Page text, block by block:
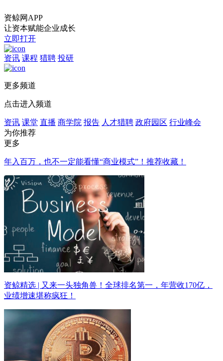
资鲸网APP
让资本赋能企业成长
立即打开
资讯 课程 猎聘 投研
更多频道
点击进入频道
资讯 课堂 直播 商学院 报告 人才猎聘 政府园区 行业峰会
为你推荐
更多
年入百万，也不一定能看懂“商业模式”！推荐收藏！
资鲸精选 | 又来一头独角兽！全球排名第一，年营收170亿，
业绩增速堪称疯狂！